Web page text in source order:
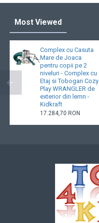
Most Viewed
Complex cu Casuta
Mare de Joaca
pentru copii pe 2
niveluri - Complex cu
Etaj si Tobogan Cozy
Play WRANGLER de
exterior din lemn -
Kidkraft
17.284,70 RON